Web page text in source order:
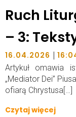
Ruch
– 3:
16.04.2026 |
Artykuł omawia
„Mediator Dei”
ofiarą Chrystusa[…]
Czytaj więcej